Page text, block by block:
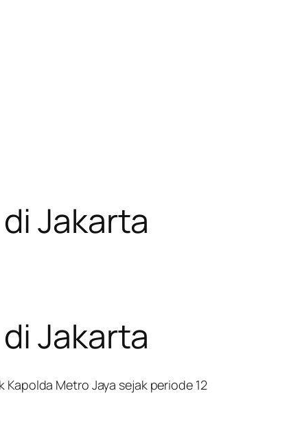
Jakarta
Jakarta
Metro Jaya sejak periode 12